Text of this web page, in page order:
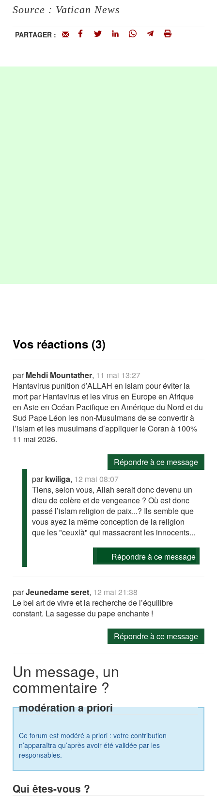
Source : Vatican News
PARTAGER :
Vos réactions (3)
parMehdi Mountather, 11 mai 13:27
Hantavirus punition d’ALLAH en islam pour éviter la
mort par Hantavirus et les virus en Europe en Afrique
en Asie en Océan Pacifique en Amérique du Nord et du
Sud Pape Léon les non-Musulmans de se convertir à
l’islam et les musulmans d’appliquer le Coran à 100%
11 mai 2026.
Répondre à ce message
parkwiliga, 12 mai 08:07
Tiens, selon vous, Allah serait donc devenu un
dieu de colère et de vengeance ? Où est donc
passé l’islam religion de paix...? Ils semble que
vous ayez la même conception de la religion
que les "ceuxlà" qui massacrent les innocents...
Répondre à ce message
parJeunedame seret, 12 mai 21:38
Le bel art de vivre et la recherche de l’équilibre
constant. La sagesse du pape enchante !
Répondre à ce message
Un message, un
commentaire ?
modération a priori
Ce forum est modéré a priori : votre contribution
n’apparaîtra qu’après avoir été validée par les
responsables.
Qui êtes-vous ?